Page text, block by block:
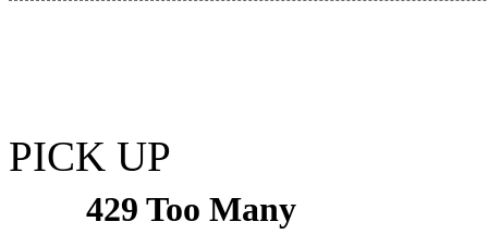
PICK UP